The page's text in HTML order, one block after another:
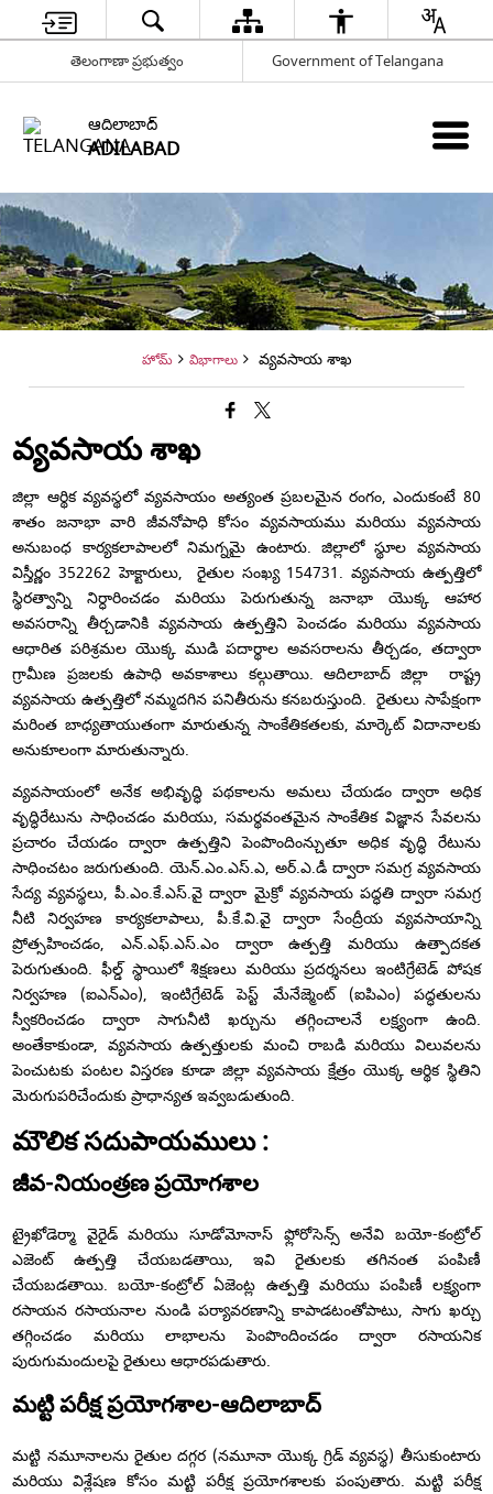
తెలంగాణా ప్రభుత్వం Government of Telangana
ఆదిలాబాద్
ADILABAD
హోమ్ విభాగాలు వ్యవసాయ శాఖ
వ్యవసాయ శాఖ
జిల్లా ఆర్థిక వ్యవస్థలో వ్యవసాయం అత్యంత ప్రబలమైన రంగం, ఎందుకంటే 80
శాతం జనాభా వారి జీవనోపాధి కోసం వ్యవసాయము మరియు వ్యవసాయ
అనుబంధ కార్యకలాపాలలో నిమగ్నమై ఉంటారు. జిల్లాలో స్థూల వ్యవసాయ
విస్తీర్ణం 352262 హెక్టారులు, రైతుల సంఖ్య 154731. వ్యవసాయ ఉత్పత్తిలో
స్థిరత్వాన్ని నిర్ధారించడం మరియు పెరుగుతున్న జనాభా యొక్క ఆహార
అవసరాన్ని తీర్చడానికి వ్యవసాయ ఉత్పత్తిని పెంచడం మరియు వ్యవసాయ
ఆధారిత పరిశ్రమల యొక్క ముడి పదార్థాల అవసరాలను తీర్చడం, తద్వారా
గ్రామీణ ప్రజలకు ఉపాధి అవకాశాలు కల్గుతాయి. ఆదిలాబాద్ జిల్లా రాష్ట్ర
వ్యవసాయ ఉత్పత్తిలో నమ్మదగిన పనితీరును కనబరుస్తుంది. రైతులు సాపేక్షంగా
మరింత బాధ్యతాయుతంగా మారుతున్న సాంకేతికతలకు, మార్కెట్ విదానాలకు
అనుకూలంగా మారుతున్నారు.
వ్యవసాయంలో అనేక అభివృద్ధి పథకాలను అమలు చేయడం ద్వారా అధిక
వృద్ధిరేటును సాధించడం మరియు, సమర్థవంతమైన సాంకేతిక విజ్ఞాన సేవలను
ప్రచారం చేయడం ద్వారా ఉత్పత్తిని పెంపొందింన్చుతూ అధిక వృద్ధి రేటును
సాధించటం జరుగుతుంది. యెన్.ఎం.ఎస్.ఎ, అర్.ఎ.డీ ద్వారా సమగ్ర వ్యవసాయ
సేద్య వ్యవస్థలు, పీ.ఎం.కే.ఎస్.వై ద్వారా మైక్రో వ్యవసాయ పద్ధతి ద్వారా సమగ్ర
నీటి నిర్వహణ కార్యకలాపాలు, పీ.కే.వి.వై ద్వారా సేంద్రీయ వ్యవసాయాన్ని
ప్రోత్సహించడం, ఎన్.ఎఫ్.ఎస్.ఎం ద్వారా ఉత్పత్తి మరియు ఉత్పాదకత
పెరుగుతుంది. ఫీల్డ్ స్థాయిలో శిక్షణలు మరియు ప్రదర్శనలు ఇంటిగ్రేటెడ్ పోషక
నిర్వహణ (ఐఎన్ఎం), ఇంటిగ్రేటెడ్ పెస్ట్ మేనేజ్మెంట్ (ఐపిఎం) పద్ధతులను
స్వీకరించడం ద్వారా సాగునీటి ఖర్చును తగ్గించాలనే లక్ష్యంగా ఉంది.
అంతేకాకుండా, వ్యవసాయ ఉత్పత్తులకు మంచి రాబడి మరియు విలువలను
పెంచుటకు పంటల విస్తరణ కూడా జిల్లా వ్యవసాయ క్షేత్రం యొక్క ఆర్థిక స్థితిని
మెరుగుపరిచేందుకు ప్రాధాన్యత ఇవ్వబడుతుంది.
మౌలిక సదుపాయములు :
జీవ-నియంత్రణ ప్రయోగశాల
ట్రైఖోడెర్మా వైరైడ్ మరియు సూడోమోనాస్ ఫ్లోరోసెన్స్ అనేవి బయో-కంట్రోల్
ఎజెంట్ ఉత్పత్తి చేయబడతాయి, ఇవి రైతులకు తగినంత పంపిణీ
చేయబడతాయి. బయో-కంట్రోల్ ఏజెంట్ల ఉత్పత్తి మరియు పంపిణీ లక్ష్యంగా
రసాయన రసాయనాల నుండి పర్యావరణాన్ని కాపాడటంతోపాటు, సాగు ఖర్చు
తగ్గించడం మరియు లాభాలను పెంపొందించడం ద్వారా రసాయనిక
పురుగుమందులపై రైతులు ఆధారపడుతారు.
మట్టి పరీక్ష ప్రయోగశాల-ఆదిలాబాద్
మట్టి నమూనాలను రైతుల దగ్గర (నమూనా యొక్క గ్రిడ్ వ్యవస్థ) తీసుకుంటారు
మరియు విశ్లేషణ కోసం మట్టి పరీక్ష ప్రయోగశాలకు పంపుతారు. మట్టి పరీక్ష